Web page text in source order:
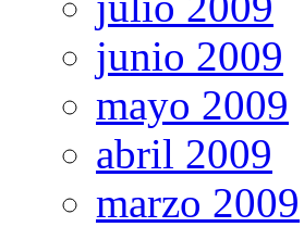
junio 2009
mayo 2009
abril 2009
marzo 2009